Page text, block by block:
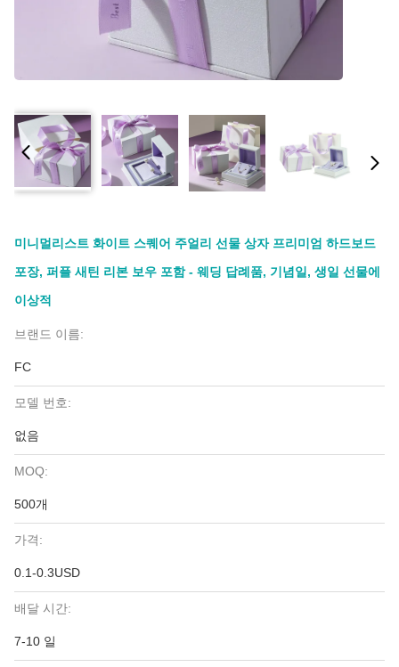
미니멀리스트 화이트 스퀘어 주얼리 선물 상자 프리미엄 하드보드
포장, 퍼플 새틴 리본 보우 포함 - 웨딩 답례품, 기념일, 생일 선물에
이상적
브랜드 이름:
FC
모델 번호:
없음
MOQ:
500개
가격:
0.1-0.3USD
배달 시간:
7-10 일